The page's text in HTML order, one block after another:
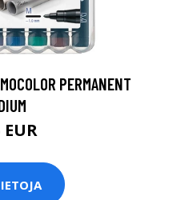
PERMANENT
EUR